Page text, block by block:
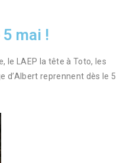
mai !
le LAEP la tête à Toto, les
d’Albert reprennent dès le 5